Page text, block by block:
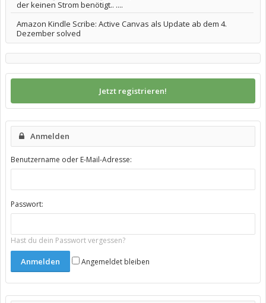
der keinen Strom benötigt.. ....
Amazon Kindle Scribe: Active Canvas als Update ab dem 4.
Dezember solved
Jetzt registrieren!
Anmelden
Benutzername oder E-Mail-Adresse:
Passwort:
Hast du dein Passwort vergessen?
Angemeldet bleiben